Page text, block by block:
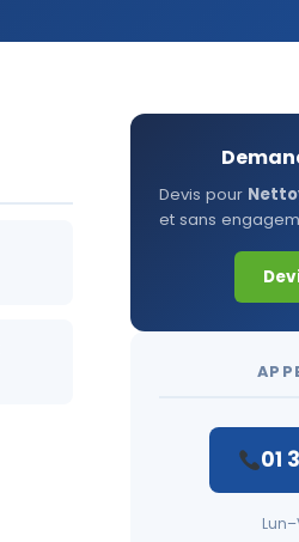
Devis pour
et sans
01